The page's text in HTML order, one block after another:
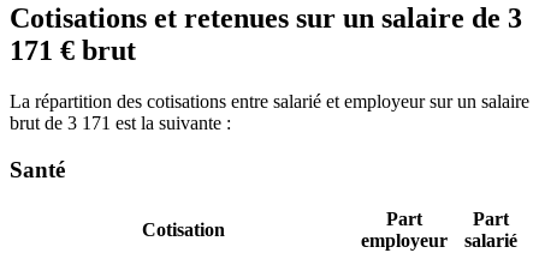
Cotisations et retenues sur un salaire de 3
171 € brut
La répartition des cotisations entre salarié et employeur sur un salaire
brut de 3 171 est la suivante :
Santé
Cotisation
Part
employeur
Part
salarié